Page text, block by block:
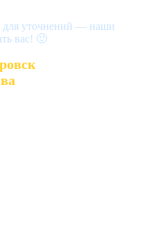
для уточнений — наши
вас! 🙂